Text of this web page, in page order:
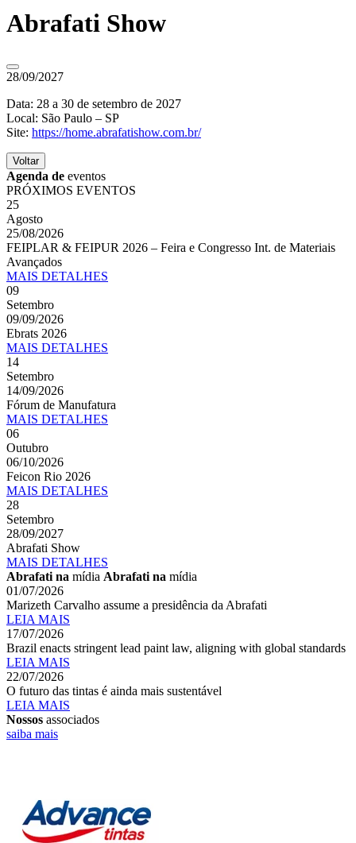
Abrafati Show
28/09/2027
Data: 28 a 30 de setembro de 2027
Local: São Paulo – SP
Site: https://home.abrafatishow.com.br/
Voltar
Agenda de eventos
PRÓXIMOS EVENTOS
25
Agosto
25/08/2026
FEIPLAR & FEIPUR 2026 – Feira e Congresso Int. de Materiais
Avançados
MAIS DETALHES
09
Setembro
09/09/2026
Ebrats 2026
MAIS DETALHES
14
Setembro
14/09/2026
Fórum de Manufatura
MAIS DETALHES
06
Outubro
06/10/2026
Feicon Rio 2026
MAIS DETALHES
28
Setembro
28/09/2027
Abrafati Show
MAIS DETALHES
Abrafati na mídia Abrafati na mídia
01/07/2026
Marizeth Carvalho assume a presidência da Abrafati
LEIA MAIS
17/07/2026
Brazil enacts stringent lead paint law, aligning with global standards
LEIA MAIS
22/07/2026
O futuro das tintas é ainda mais sustentável
LEIA MAIS
Nossos associados
saiba mais